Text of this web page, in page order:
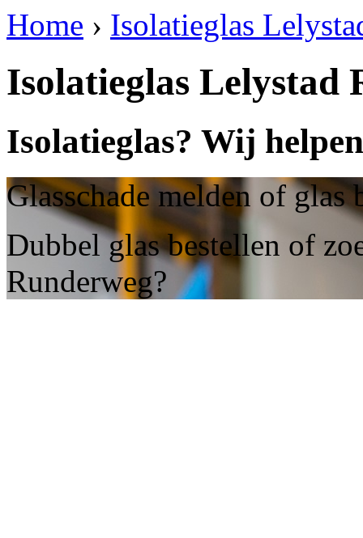
Home › Isolatieglas
Isolatieglas Lelystad
Isolatieglas? Wij
Glasschade melden of
Dubbel glas bestellen of
Runderweg?